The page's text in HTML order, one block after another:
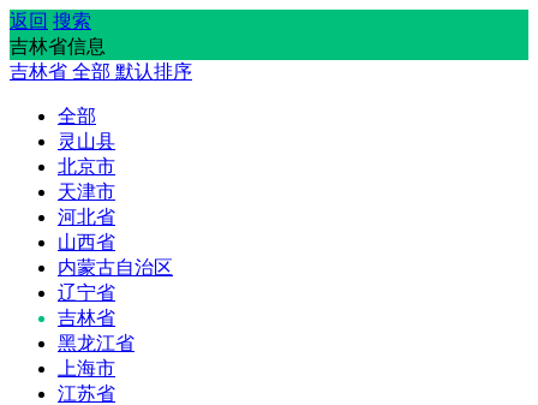
返回 搜索
吉林省信息
吉林省 全部 默认排序
全部
灵山县
北京市
天津市
河北省
山西省
内蒙古自治区
辽宁省
吉林省
黑龙江省
上海市
江苏省